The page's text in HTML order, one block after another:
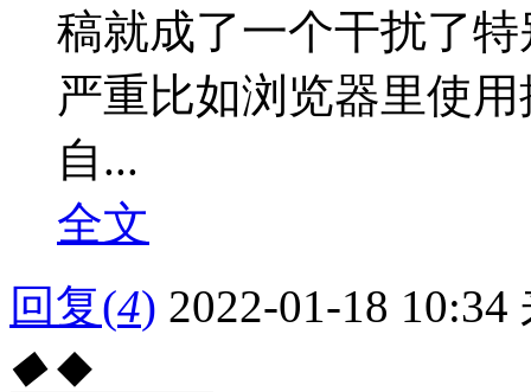
稿就成了一个干扰了
严重比如浏览器里使
自...
全文
回复(4) 2022-01-18 10:34
◆ ◆